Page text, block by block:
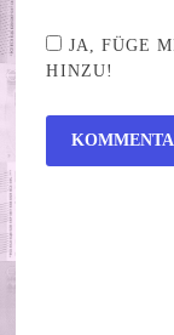
JA, FÜGE
HINZU!